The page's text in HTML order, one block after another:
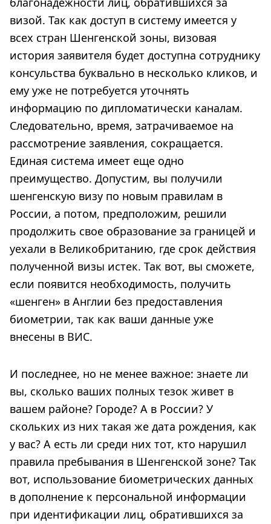
визой. Так как доступ в систему имеется у
всех стран Шенгенской зоны, визовая
история заявителя будет доступна сотруднику
консульства буквально в несколько кликов, и
ему уже не потребуется уточнять
информацию по дипломатически каналам.
Следовательно, время, затрачиваемое на
рассмотрение заявления, сокращается.
Единая система имеет еще одно
преимущество. Допустим, вы получили
шенгенскую визу по новым правилам в
России, а потом, предположим, решили
продолжить свое образование за границей и
уехали в Великобританию, где срок действия
полученной визы истек. Так вот, вы сможете,
если появится необходимость, получить
«шенген» в Англии без предоставления
биометрии, так как ваши данные уже
внесены в ВИС.
И последнее, но не менее важное: знаете ли
вы, сколько ваших полных тезок живет в
вашем районе? Городе? А в России? У
скольких из них такая же дата рождения, как
у вас? А есть ли среди них тот, кто нарушил
правила пребывания в Шенгенской зоне? Так
вот, использование биометрических данных
в дополнение к персональной информации
при идентификации лиц, обратившихся за